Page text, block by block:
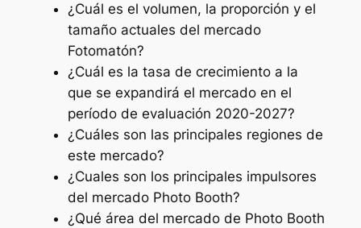
¿Cuál es el volumen, la proporción y el
tamaño actuales del mercado
Fotomatón?
¿Cuál es la tasa de crecimiento a la
que se expandirá el mercado en el
período de evaluación 2020-2027?
¿Cuáles son las principales regiones de
este mercado?
¿Cuales son los principales impulsores
del mercado Photo Booth?
¿Qué área del mercado de Photo Booth